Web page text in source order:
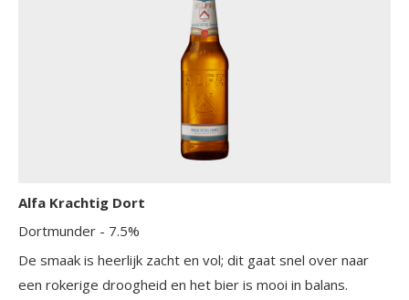
Alfa Krachtig Dort
Dortmunder - 7.5%
De smaak is heerlijk zacht en vol; dit gaat snel over naar
een rokerige droogheid en het bier is mooi in balans.